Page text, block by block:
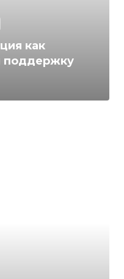
как
поддержку